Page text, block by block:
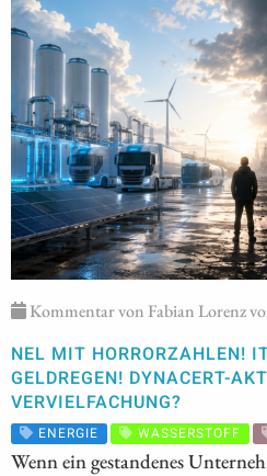
Kommentar von Fabian Lorenz
NEL MIT HORRORZAHLEN!
GELDREGEN! DYNACERT-
VERVIELFACHUNG?
ENERGIE WASSERSTOFF
Wenn ein gestandenes